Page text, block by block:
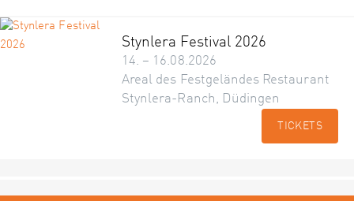
Stynlera Festival 2026
14. – 16.08.2026
Areal des Festgeländes Restaurant
Stynlera-Ranch, Düdingen
TICKETS